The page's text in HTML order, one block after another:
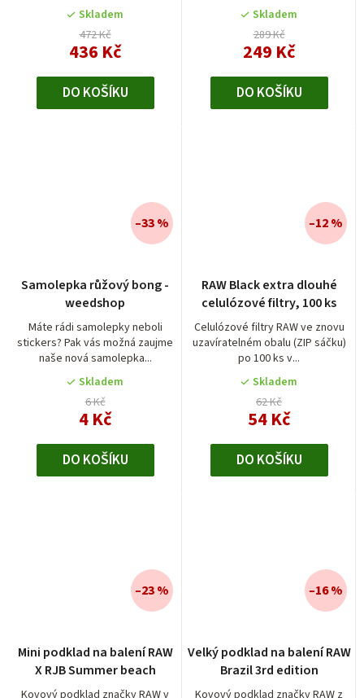
Skladem
472 Kč
436 Kč
DO KOŠÍKU
Skladem
289 Kč
249 Kč
DO KOŠÍKU
Samolepka růžový bong -
weedshop
Máte rádi samolepky neboli
stickers? Pak vás možná zaujme
naše nová samolepka...
Skladem
6 Kč
4 Kč
–33 %
DO KOŠÍKU
RAW Black extra dlouhé
celulózové filtry, 100 ks
Celulózové filtry RAW ve znovu
uzavíratelném obalu (ZIP sáčku)
po 100 ks v...
Skladem
62 Kč
54 Kč
–12 %
DO KOŠÍKU
Mini podklad na balení RAW
X RJB Summer beach
Kovový podklad značky RAW v
–23 %
Velký podklad na balení RAW
Brazil 3rd edition
Kovový podklad značky RAW z
–16 %